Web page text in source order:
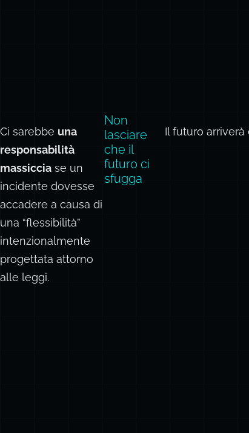
Ci sarebbe una
responsabilità
massiccia se un
incidente dovesse
accadere a causa di
una “flessibilità”
intenzionalmente
progettata attorno
alle leggi.
Non
lasciare
che il
futuro ci
sfugga
Il futuro